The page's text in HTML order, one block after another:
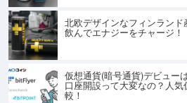
北欧デザインなフィンラン
飲んでエナジーをチャージ！
仮想通貨(暗号通貨)デビュー
口座開設って大変なの？人
較！